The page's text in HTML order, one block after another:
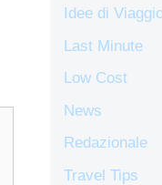
Idee di
Last Minute
Low Cost
News
Redazionale
Travel Tips